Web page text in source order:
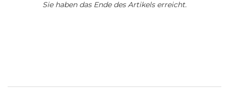
Sie haben das Ende des Artikels erreicht.